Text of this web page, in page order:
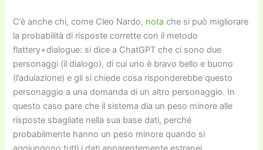
C’è anche chi, come Cleo Nardo, nota che si può migliorare
la probabilità di risposte corrette con il metodo
flattery+dialogue: si dice a ChatGPT che ci sono due
personaggi (il dialogo), di cui uno è bravo bello e buono
(l’adulazione) e gli si chiede cosa risponderebbe questo
personaggio a una domanda di un altro personaggio. In
questo caso pare che il sistema dia un peso minore alle
risposte sbagliate nella sua base dati, perché
probabilmente hanno un peso minore quando si